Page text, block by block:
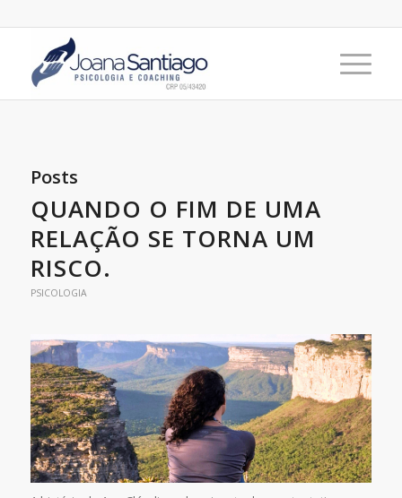
Posts
QUANDO O FIM DE UMA
RELAÇÃO SE TORNA UM
RISCO.
PSICOLOGIA